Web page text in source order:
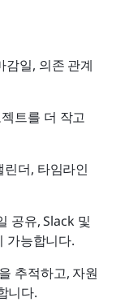
감일, 의존 관계
트를 더 작고
더, 타임라인
공유, Slack 및
가능합니다.
추적하고, 자원
니다.